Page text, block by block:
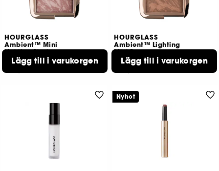
HOURGLASS
Ambient™ Mini
Lighting Blush
2642
399,00 KR
Lägg till i varukorgen
HOURGLASS
Ambient™ Lighting
Mini Bronzer
1319
399,00 KR
Lägg till i varukorgen
Nyhet